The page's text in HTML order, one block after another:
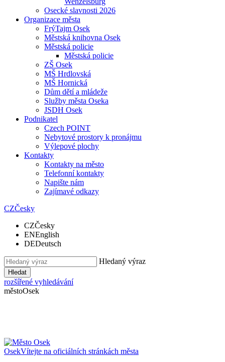
Osecké slavnosti 2026
Organizace města
FrýTajm Osek
Městská knihovna Osek
Městská policie
Městská policie
ZŠ Osek
MŠ Hrdlovská
MŠ Hornická
Dům dětí a mládeže
Služby města Oseka
JSDH Osek
Podnikatel
Czech POINT
Nebytové prostory k pronájmu
Výlepové plochy
Kontakty
Kontakty na město
Telefonní kontakty
Napište nám
Zajímavé odkazy
CZČesky
CZČesky
ENEnglish
DEDeutsch
Hledaný výraz
Hledat
rozšířené vyhledávání
městoOsek
OsekVítejte na oficiálních stránkách města